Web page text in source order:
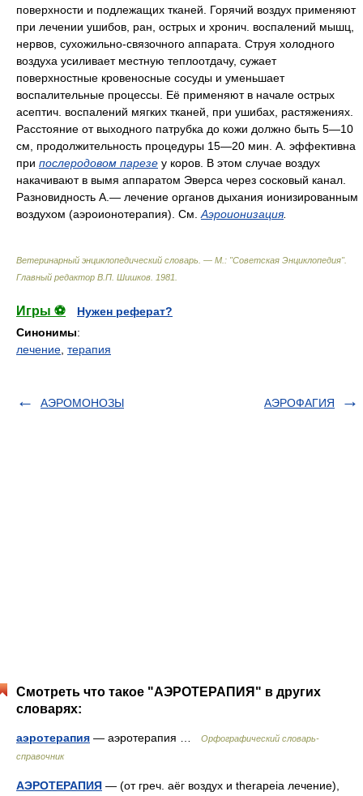
поверхности и подлежащих тканей. Горячий воздух применяют
при лечении ушибов, ран, острых и хронич. воспалений мышц,
нервов, сухожильно-связочного аппарата. Струя холодного
воздуха усиливает местную теплоотдачу, сужает
поверхностные кровеносные сосуды и уменьшает
воспалительные процессы. Её применяют в начале острых
асептич. воспалений мягких тканей, при ушибах, растяжениях.
Расстояние от выходного патрубка до кожи должно быть 5—10
см, продолжительность процедуры 15—20 мин. А. эффективна
при послеродовом парезе у коров. В этом случае воздух
накачивают в вымя аппаратом Эверса через сосковый канал.
Разновидность А.— лечение органов дыхания ионизированным
воздухом (аэроионотерапия). См. Аэроионизация.
Ветеринарный энциклопедический словарь. — М.: "Советская Энциклопедия".
Главный редактор В.П. Шишков 1981
Игры ⚽
Нужен реферат?
Синонимы:
лечение терапия
АЭРОМОНОЗЫ АЭРОФАГИЯ
Смотреть что такое "АЭРОТЕРАПИЯ" в других
словарях:
аэротерапия — аэротерапия …
Орфографический словарь-
справочник
АЭРОТЕРАПИЯ — (от греч. аёг воздух и therapeia лечение),